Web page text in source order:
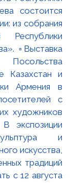
состоится
из собрания
Республики
▫️Выставка
Казахстан и
Армения в
с
художников
экспозиции
и
искусства,
традиций
с 12 августа